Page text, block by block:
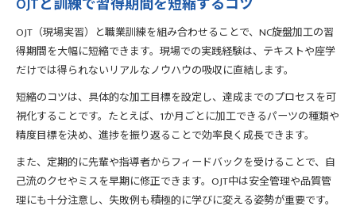
OJTと訓練で習得期間を短縮するコツ
OJT（現場実習）と職業訓練を組み合わせることで、NC旋盤加工の習
得期間を大幅に短縮できます。現場での実践経験は、テキストや座学
だけでは得られないリアルなノウハウの吸収に直結します。
短縮のコツは、具体的な加工目標を設定し、達成までのプロセスを可
視化することです。たとえば、1か月ごとに加工できるパーツの種類や
精度目標を決め、進捗を振り返ることで効率良く成長できます。
また、定期的に先輩や指導者からフィードバックを受けることで、自
己流のクセやミスを早期に修正できます。OJT中は安全管理や品質管
理にも十分注意し、失敗例も積極的に学びに変える姿勢が重要です。